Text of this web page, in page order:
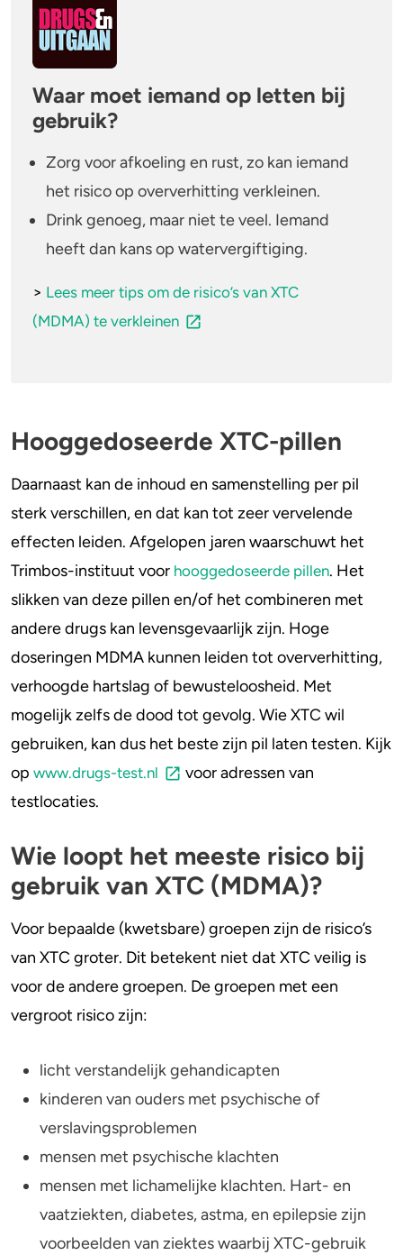
Waar moet iemand op letten bij
gebruik?
Zorg voor afkoeling en rust, zo kan iemand
het risico op oververhitting verkleinen.
Drink genoeg, maar niet te veel. Iemand
heeft dan kans op watervergiftiging.
> Lees meer tips om de risico’s van XTC
(MDMA) te verkleinen
Hooggedoseerde XTC-pillen
Daarnaast kan de inhoud en samenstelling per pil
sterk verschillen, en dat kan tot zeer vervelende
effecten leiden. Afgelopen jaren waarschuwt het
Trimbos-instituut voor hooggedoseerde pillen. Het
slikken van deze pillen en/of het combineren met
andere drugs kan levensgevaarlijk zijn. Hoge
doseringen MDMA kunnen leiden tot oververhitting,
verhoogde hartslag of bewusteloosheid. Met
mogelijk zelfs de dood tot gevolg. Wie XTC wil
gebruiken, kan dus het beste zijn pil laten testen. Kijk
op www.drugs-test.nl
voor adressen van
testlocaties.
Wie loopt het meeste risico bij
gebruik van XTC (MDMA)?
Voor bepaalde (kwetsbare) groepen zijn de risico’s
van XTC groter. Dit betekent niet dat XTC veilig is
voor de andere groepen. De groepen met een
vergroot risico zijn:
licht verstandelijk gehandicapten
kinderen van ouders met psychische of
verslavingsproblemen
mensen met psychische klachten
mensen met lichamelijke klachten. Hart- en
vaatziekten, diabetes, astma, en epilepsie zijn
voorbeelden van ziektes waarbij XTC-gebruik